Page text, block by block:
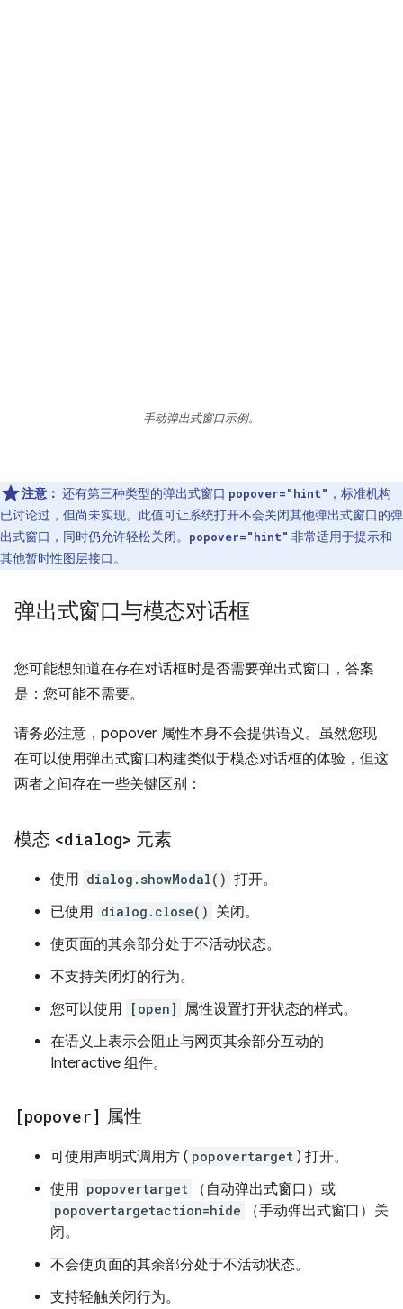
手动弹出式窗口示例。
注意： 还有第三种类型的弹出式窗口 popover="hint" ，标准机构
已讨论过，但尚未实现。此值可让系统打开不会关闭其他弹出式窗口的弹
出式窗口，同时仍允许轻松关闭。
popover="hint" 非常适用于提示和
其他暂时性图层接口。
弹出式窗口与模态对话框
您可能想知道在存在对话框时是否需要弹出式窗口，答案
是：您可能不需要。
请务必注意，popover 属性本身不会提供语义。虽然您现
在可以使用弹出式窗口构建类似于模态对话框的体验，但这
两者之间存在一些关键区别：
模态 <dialog> 元素
使用 dialog.showModal() 打开。
已使用 dialog.close() 关闭。
使页面的其余部分处于不活动状态。
不支持关闭灯的行为。
您可以使用
[open] 属性设置打开状态的样式。
在语义上表示会阻止与网页其余部分互动的
Interactive 组件。
[popover] 属性
可使用声明式调用方 ( popovertarget ) 打开。
使用 popovertarget （自动弹出式窗口）或
popovertargetaction=hide
（手动弹出式窗口）关
闭。
不会使页面的其余部分处于不活动状态。
支持轻触关闭行为。